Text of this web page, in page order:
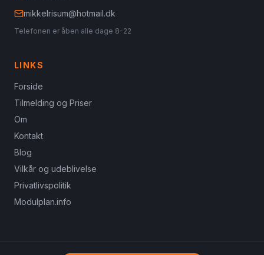
mikkelrisum@hotmail.dk
Telefonen er åben alle dage 8-22
LINKS
Forside
Tilmelding og Priser
Om
Kontakt
Blog
Vilkår og udeblivelse
Privatlivspolitik
Modulplan.info